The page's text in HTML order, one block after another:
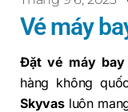
Vé máy
Đặt vé máy bay
hàng không
Skyvasluôn